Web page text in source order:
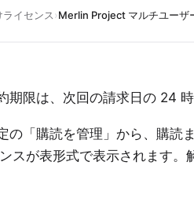
イセンス›Merlin Project マルチユーザ
限は、次回の請求日の 24 時
「購読を管理」から、購読
スが表形式で表示されます